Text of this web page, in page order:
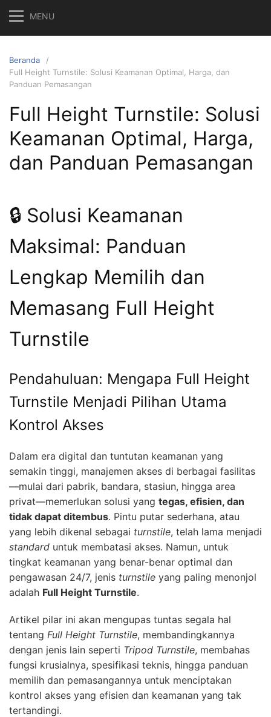
MENU
Beranda
Full Height Turnstile: Solusi Keamanan Optimal, Harga, dan
Panduan Pemasangan
Full Height Turnstile: Solusi
Keamanan Optimal, Harga,
dan Panduan Pemasangan
🔒 Solusi Keamanan
Maksimal: Panduan
Lengkap Memilih dan
Memasang Full Height
Turnstile
Pendahuluan: Mengapa Full Height
Turnstile Menjadi Pilihan Utama
Kontrol Akses
Dalam era digital dan tuntutan keamanan yang
semakin tinggi, manajemen akses di berbagai fasilitas
—mulai dari pabrik, bandara, stasiun, hingga area
privat—memerlukan solusi yang tegas, efisien, dan
tidak dapat ditembus. Pintu putar sederhana, atau
yang lebih dikenal sebagai turnstile, telah lama menjadi
standard untuk membatasi akses. Namun, untuk
tingkat keamanan yang benar-benar optimal dan
pengawasan 24/7, jenis turnstile yang paling menonjol
adalah Full Height Turnstile.
Artikel pilar ini akan mengupas tuntas segala hal
tentang Full Height Turnstile, membandingkannya
dengan jenis lain seperti Tripod Turnstile, membahas
fungsi krusialnya, spesifikasi teknis, hingga panduan
memilih dan pemasangannya untuk menciptakan
kontrol akses yang efisien dan keamanan yang tak
tertandingi.